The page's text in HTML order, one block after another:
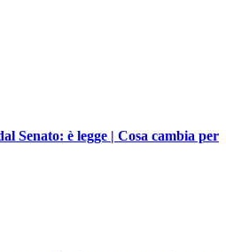
Senato: è legge | Cosa cambia per